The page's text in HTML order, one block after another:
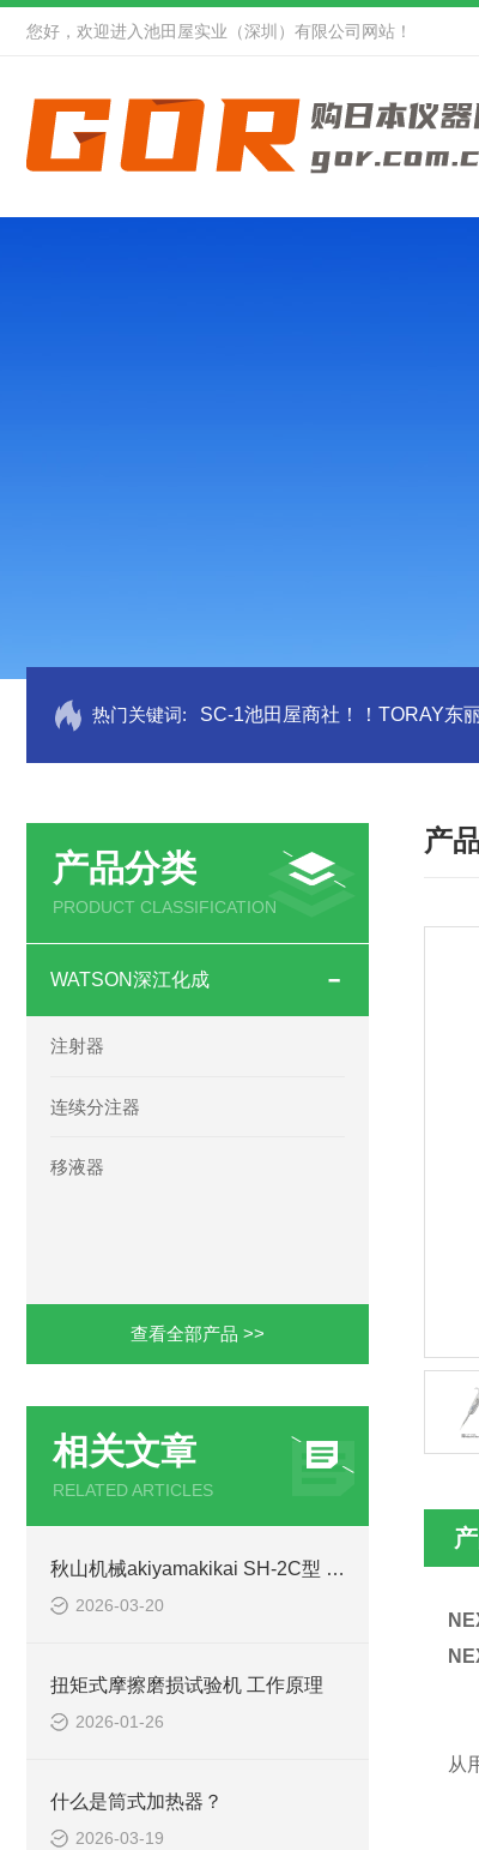
您好，欢迎进入池田屋实业（深圳）有限公司网站！
热门关键词: SC-1池田屋商社！！TORAY东
产品分类
PRODUCT CLASSIFICATION
WATSON深江化成
注射器
连续分注器
移液器
查看全部产品 >>
相关文章
RELATED ARTICLES
秋山机械akiyamakikai SH-2C型 全自动蟹腿壳剥壳机 工作原理
2026-03-20
扭矩式摩擦磨损试验机 工作原理
2026-01-26
什么是筒式加热器？
2026-03-19
产
从